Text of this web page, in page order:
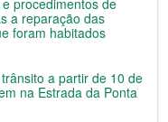
procedimentos de
a reparação das
foram habitados
a partir de 10 de
na Estrada da Ponta